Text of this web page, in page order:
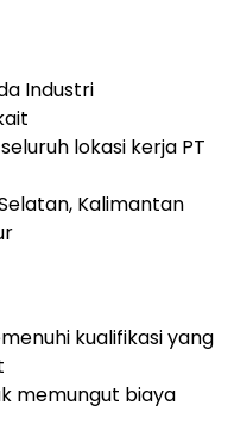
Industri
lokasi kerja PT
Kalimantan
kualifikasi yang
memungut biaya